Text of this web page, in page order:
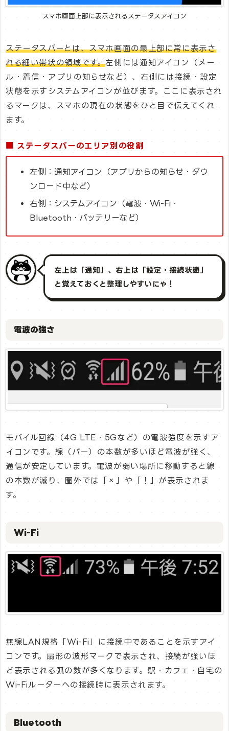
スマホ画面上部に表示されるステータスアイコン
ステータスバーとは、スマホ画面の最上部に常に表示さ
れる細い帯状の領域です。左側には通知アイコン（メー
ル・着信・アプリの知らせなど）、右側には接続・設定
状態を示すシステムアイコンが並びます。ここに表示され
るマークは、スマホの現在の状態をひと目で伝えてくれ
ます。
■ ステータスバーのエリア別の役割
左側：通知アイコン（アプリからの知らせ・ダウ
ンロード中など）
右側：システムアイコン（電波・Wi-Fi・
Bluetooth・バッテリーなど）
左上は「通知」、右上は「設定・接続状態」
と覚えておくと整理しやすいにゃ！
電波の強さ
モバイル回線（4G LTE・5Gなど）の電波強度を示すア
イコンです。線（バー）の本数が多いほど電波が強く、
通信が安定しています。電波が弱い場所に移動すると線
の本数が減り、圏外では「×」や「！」が表示されま
す。
Wi-Fi
無線LAN規格「Wi-Fi」に接続中であることを示すアイ
コンです。扇形の波形マークで表示され、接続が強いほ
ど表示される弧の数が多くなります。駅・カフェ・自宅の
Wi-Fiルーターへの接続時に表示されます。
Bluetooth